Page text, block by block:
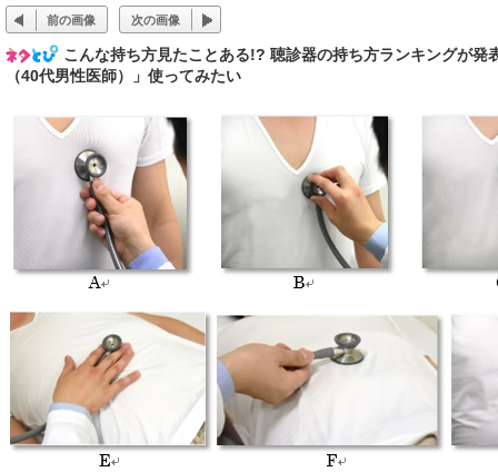
前の画像 次の画像
こんな持ち方見たことある!? 聴診器の持ち方ランキングが発
（40代男性医師）」使ってみたい